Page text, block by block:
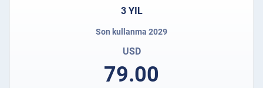
3 YIL
Son kullanma 2029
USD
79.00